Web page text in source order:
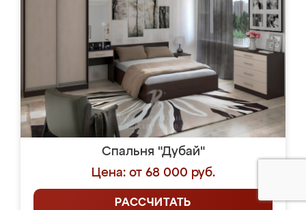
Спальня "Дубай"
Цена: от 68 000 руб.
РАССЧИТАТЬ